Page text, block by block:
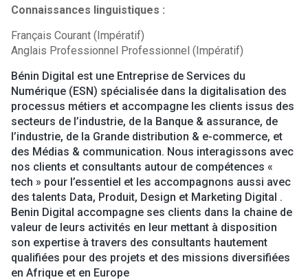
Connaissances linguistiques :
Français Courant (Impératif)
Anglais Professionnel Professionnel (Impératif)
Bénin Digital est une Entreprise de Services du
Numérique (ESN) spécialisée dans la digitalisation des
processus métiers et accompagne les clients issus des
secteurs de l’industrie, de la Banque & assurance, de
l’industrie, de la Grande distribution & e-commerce, et
des Médias & communication. Nous interagissons avec
nos clients et consultants autour de compétences «
tech » pour l’essentiel et les accompagnons aussi avec
des talents Data, Produit, Design et Marketing Digital .
Benin Digital accompagne ses clients dans la chaine de
valeur de leurs activités en leur mettant à disposition
son expertise à travers des consultants hautement
qualifiées pour des projets et des missions diversifiées
en Afrique et en Europe